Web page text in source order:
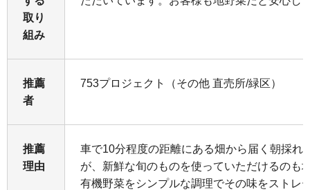
取り
組み
推薦
者
753プロジェクト（その他 直売所/緑区）
推薦
理由
車で10分程度の距離にある畑から届く朝採れ
が、新鮮な旬のものを使っていただけるのも
有機野菜をシンプルな調理でその味をストレ